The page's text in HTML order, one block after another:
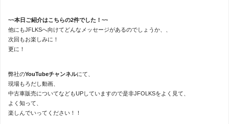
~~本日ご紹介はこちらの2件でした！~~
他にもJFLKSへ向けてどんなメッセージがあるのでしょうか、、
次回もお楽しみに！
更に！
弊社のYouTubeチャンネルにて、
現場もろだし動画、
中古車販売についてなどもUPしていますので是非JFOLKSをよく見て、
よく知って、
楽しんでいってください！！